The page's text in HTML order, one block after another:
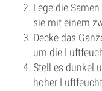
Lege die
sie mit einem
Decke das
um die
Stell es dunkel
hoher